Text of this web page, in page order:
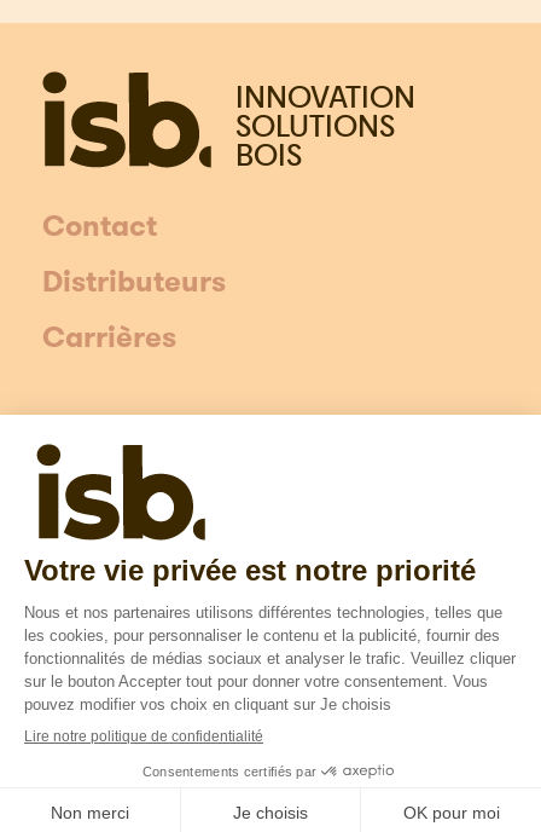
INNOVATION
SOLUTIONS
BOIS
Contact
Distributeurs
Carrières
Newsletter ISB
Les champs suivis d'une * sont obligatoires
Protection des données